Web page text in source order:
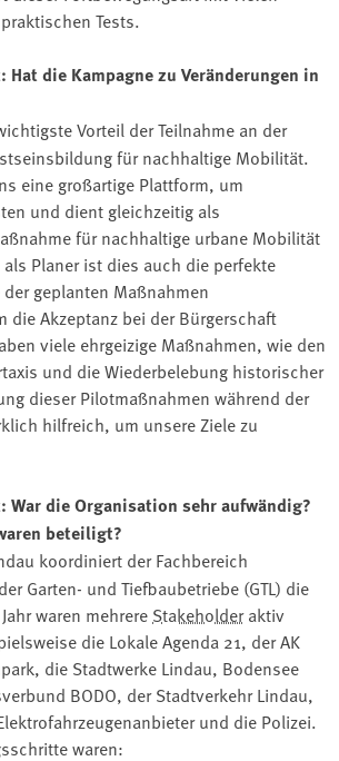
Tests.
Hat die Kampagne zu Veränderungen in
Vorteil der Teilnahme an der
für nachhaltige Mobilität.
eine großartige Plattform, um
und dient gleichzeitig als
für nachhaltige urbane Mobilität
Planer ist dies auch die perfekte
geplanten Maßnahmen
die Akzeptanz bei der Bürgerschaft
viele ehrgeizige Maßnahmen, wie den
und die Wiederbelebung historischer
dieser Pilotmaßnahmen während der
hilfreich, um unsere Ziele zu
War die Organisation sehr aufwändig?
beteiligt?
koordiniert der Fachbereich
Garten- und Tiefbaubetriebe (GTL) die
waren mehrere Stakeholderaktiv
die Lokale Agenda 21, der AK
die Stadtwerke Lindau, Bodensee
BODO, der Stadtverkehr Lindau,
und die Polizei.
waren: